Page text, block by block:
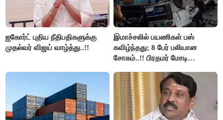
ஐகோர்ட் புதிய நீதிபதிகளுக்கு
முதல்வர் விஜய் வாழ்த்து..!!
இமாச்சலில் பயணிகள் பஸ்
கவிழ்ந்தது; 8 பேர் பலியான
சோகம்..!! பிரதமர் மோடி